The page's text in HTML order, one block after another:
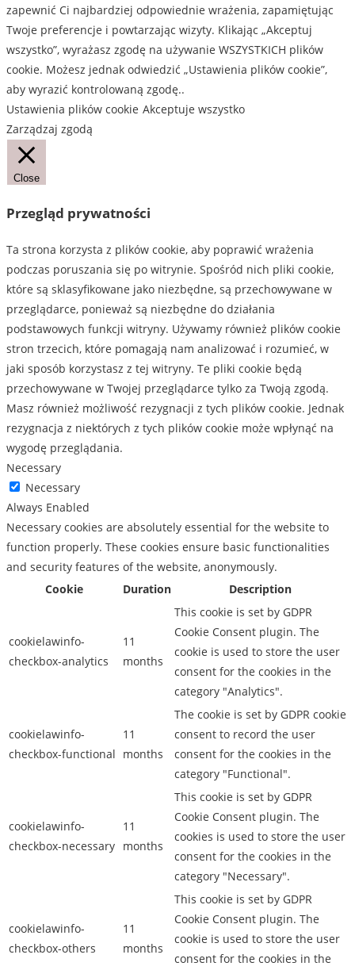
zapewnić Ci najbardziej odpowiednie wrażenia, zapamiętując
Twoje preferencje i powtarzając wizyty. Klikając „Akceptuj
wszystko”, wyrażasz zgodę na używanie WSZYSTKICH plików
cookie. Możesz jednak odwiedzić „Ustawienia plików cookie”,
aby wyrazić kontrolowaną zgodę..
Ustawienia plików cookie Akceptuje wszystko
Zarządzaj zgodą
Close
Przegląd prywatności
Ta strona korzysta z plików cookie, aby poprawić wrażenia
podczas poruszania się po witrynie. Spośród nich pliki cookie,
które są sklasyfikowane jako niezbędne, są przechowywane w
przeglądarce, ponieważ są niezbędne do działania
podstawowych funkcji witryny. Używamy również plików cookie
stron trzecich, które pomagają nam analizować i rozumieć, w
jaki sposób korzystasz z tej witryny. Te pliki cookie będą
przechowywane w Twojej przeglądarce tylko za Twoją zgodą.
Masz również możliwość rezygnacji z tych plików cookie. Jednak
rezygnacja z niektórych z tych plików cookie może wpłynąć na
wygodę przeglądania.
Necessary
Necessary
Always Enabled
Necessary cookies are absolutely essential for the website to
function properly. These cookies ensure basic functionalities
and security features of the website, anonymously.
Cookie
Duration Description
cookielawinfo-
checkbox-analytics
11
months
This cookie is set by GDPR
Cookie Consent plugin. The
cookie is used to store the user
consent for the cookies in the
category "Analytics".
cookielawinfo-
checkbox-functional
11
months
The cookie is set by GDPR cookie
consent to record the user
consent for the cookies in the
category "Functional".
cookielawinfo-
checkbox-necessary
11
months
This cookie is set by GDPR
Cookie Consent plugin. The
cookies is used to store the user
consent for the cookies in the
category "Necessary".
cookielawinfo-
checkbox-others
11
months
This cookie is set by GDPR
Cookie Consent plugin. The
cookie is used to store the user
consent for the cookies in the